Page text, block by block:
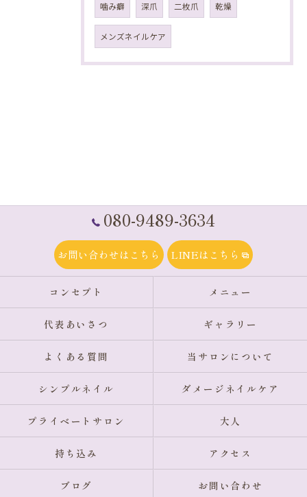
噛み癖 深爪 二枚爪 乾燥
メンズネイルケア
080-9489-3634
お問い合わせはこちら LINEはこちら
コンセプト メニュー
代表あいさつ ギャラリー
よくある質問 当サロンについて
シンプルネイル ダメージネイルケア
プライベートサロン 大人
持ち込み アクセス
ブログ お問い合わせ